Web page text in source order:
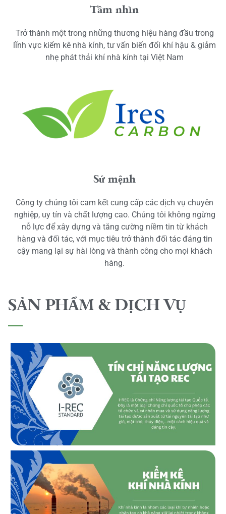
Tầm nhìn
Trở thành một trong những thương hiệu hàng đầu trong
lĩnh vực kiểm kê nhà kính, tư vấn biến đổi khí hậu & giảm
nhẹ phát thải khí nhà kính tại Việt Nam
Sứ mệnh
Công ty chúng tôi cam kết cung cấp các dịch vụ chuyên
nghiệp, uy tín và chất lượng cao. Chúng tôi không ngừng
nỗ lực để xây dựng và tăng cường niềm tin từ khách
hàng và đối tác, với mục tiêu trở thành đối tác đáng tin
cậy mang lại sự hài lòng và thành công cho mọi khách
hàng.
SẢN PHẨM & DỊCH VỤ